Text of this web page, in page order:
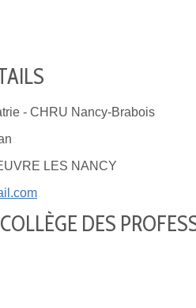
- CHRU Nancy-Brabois
LES NANCY
DES